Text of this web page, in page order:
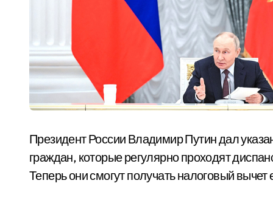
Президент России Владимир Путин дал
граждан, которые регулярно проходят
Теперь они смогут получать налоговый вычет